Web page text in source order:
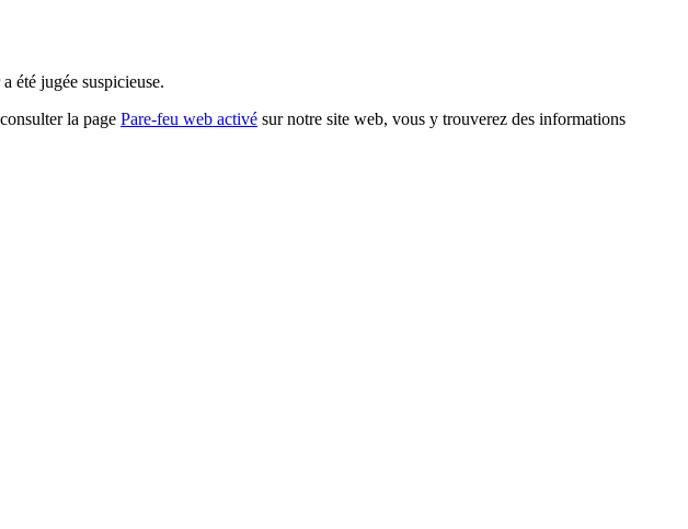
été jugée suspicieuse.
la page Pare-feu web activé sur notre site web, vous y trouverez des informations